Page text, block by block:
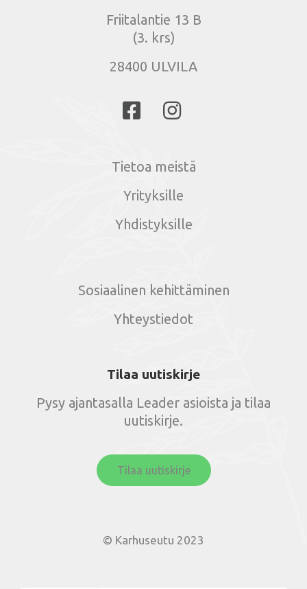
Friitalantie 13 B
(3. krs)
28400 ULVILA
Tietoa meistä
Yrityksille
Yhdistyksille
Sosiaalinen kehittäminen
Yhteystiedot
Tilaa uutiskirje
Pysy ajantasalla Leader asioista ja tilaa
uutiskirje.
Tilaa uutiskirje
© Karhuseutu 2023